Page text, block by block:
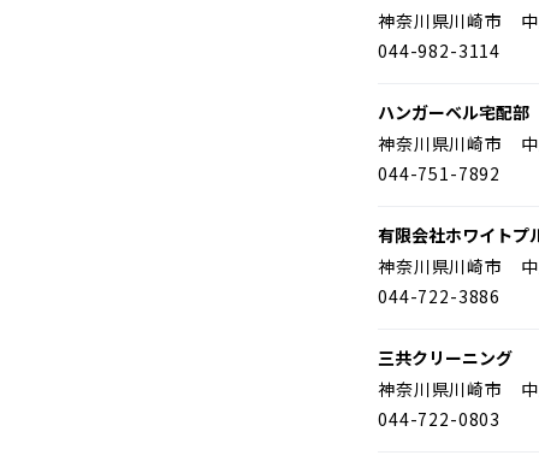
神奈川県川崎市 中
044-982-3114
ハンガーベル宅配部
神奈川県川崎市 中
044-751-7892
有限会社ホワイトプ
神奈川県川崎市 中
044-722-3886
三共クリーニング
神奈川県川崎市 中
044-722-0803